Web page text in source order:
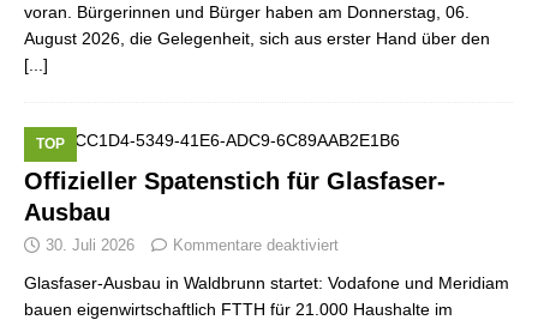
voran. Bürgerinnen und Bürger haben am Donnerstag, 06.
August 2026, die Gelegenheit, sich aus erster Hand über den
[...]
Offizieller Spatenstich für Glasfaser-
Ausbau
TOP
30. Juli 2026 Kommentare deaktiviert
Glasfaser-Ausbau in Waldbrunn startet: Vodafone und Meridiam
bauen eigenwirtschaftlich FTTH für 21.000 Haushalte im